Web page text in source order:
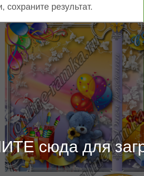
сохраните результат.
сюда для